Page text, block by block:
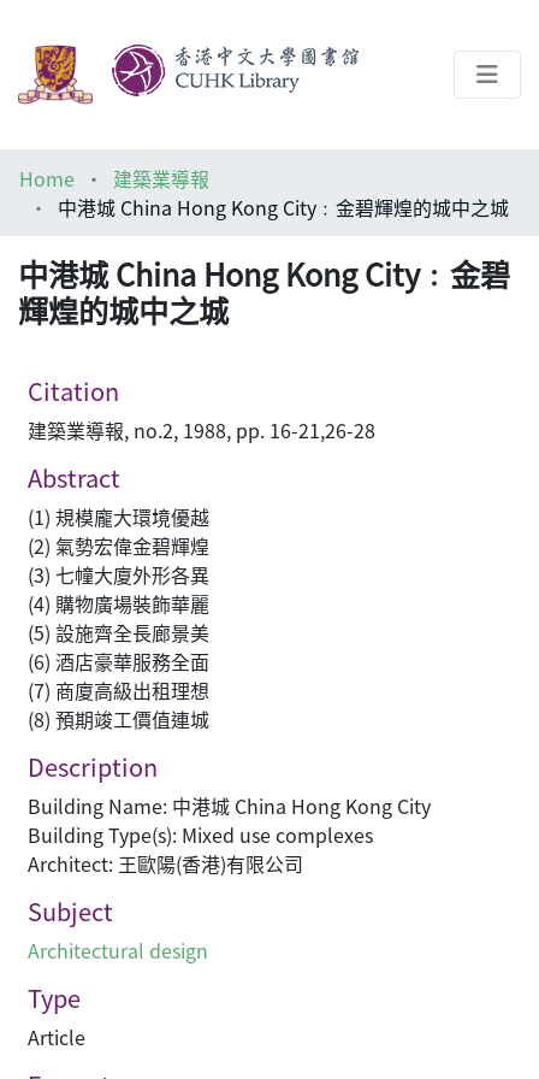
Help
Home
建築業導報
中港城 China Hong Kong City﹕金碧輝煌的城中之城
中港城 China Hong Kong City﹕金碧
輝煌的城中之城
Citation
建築業導報, no.2, 1988, pp. 16-21,26-28
Abstract
(1) 規模龐大環境優越
(2) 氣勢宏偉金碧輝煌
(3) 七幢大廈外形各異
(4) 購物廣場裝飾華麗
(5) 設施齊全長廊景美
(6) 酒店豪華服務全面
(7) 商廈高級出租理想
(8) 預期竣工價值連城
Description
Building Name: 中港城 China Hong Kong City
Building Type(s): Mixed use complexes
Architect: 王歐陽(香港)有限公司
Subject
Architectural design
Type
Article